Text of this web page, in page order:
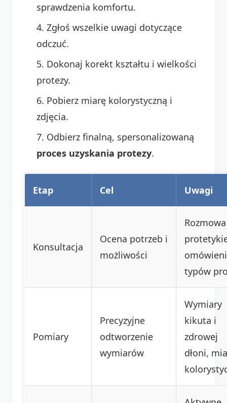
sprawdzenia komfortu.
Zgłoś wszelkie uwagi dotyczące
odczuć.
Dokonaj korekt kształtu i wielkości
protezy.
Pobierz miarę kolorystyczną i
zdjęcia.
Odbierz finalną, spersonalizowaną
proces uzyskania protezy.
Etap Cel Uwagi
Konsultacja
Ocena potrzeb i
możliwości
typów
Pomiary
Precyzyjne
odtworzenie
wymiarów
Wymiary
kikuta i
zdrowej
dłoni,